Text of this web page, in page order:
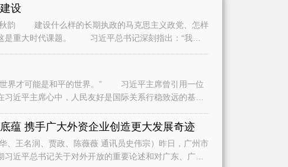
设
韵 建设什么样的长期执政的马克思主义政党、怎样
是重大时代课题。 习近平总书记深刻指出：“我们
界才可能是和平的世界。” 习近平主席曾引用一位
近平主席心中，人民友好是国际关系行稳致远的基
蕴 携手广大外资企业创造更大发展奇迹
王名润、贾政、陈薇薇 通讯员史伟宗）昨日，广州市
近平总书记关于对外开放的重要论述和对广东、广州